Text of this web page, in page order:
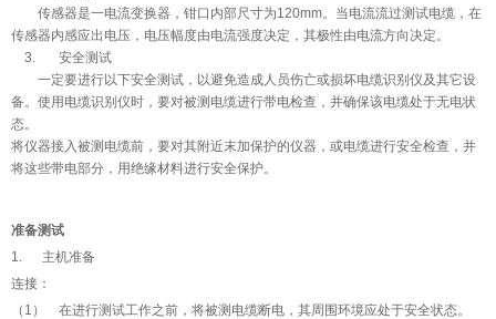
传感器是一电流变换器，钳口内部尺寸为120mm。当电流流过测试电缆，在
传感器内感应出电压，电压幅度由电流强度决定，其极性由电流方向决定。
3. 安全测试
一定要进行以下安全测试，以避免造成人员伤亡或损坏电缆识别仪及其它设
备。使用电缆识别仪时，要对被测电缆进行带电检查，并确保该电缆处于无电状
态。
将仪器接入被测电缆前，要对其附近末加保护的仪器，或电缆进行安全检查，并
将这些带电部分，用绝缘材料进行安全保护。
准备测试
1. 主机准备
连接：
（1） 在进行测试工作之前，将被测电缆断电，其周围环境应处于安全状态。